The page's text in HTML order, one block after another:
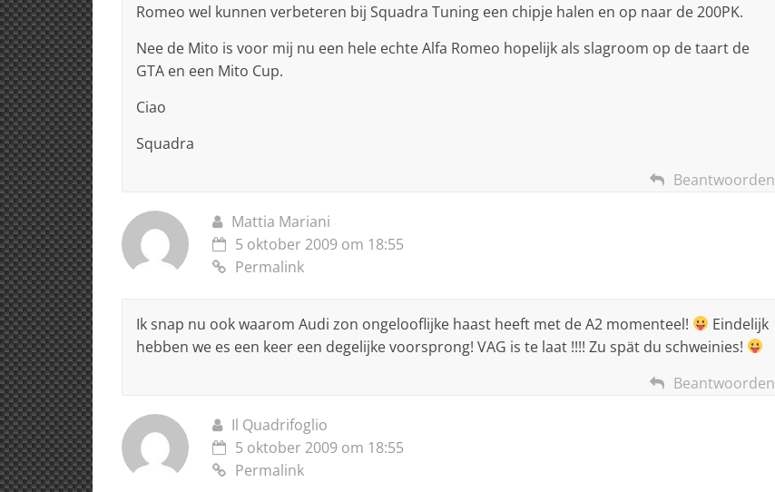
Romeo wel kunnen verbeteren bij Squadra Tuning een chipje halen en op naar de 200PK.
Nee de Mito is voor mij nu een hele echte Alfa Romeo hopelijk als slagroom op de taart de
GTA en een Mito Cup.
Ciao
Squadra
Beantwoorden
Mattia Mariani
5 oktober 2009 om 18:55
Permalink
Ik snap nu ook waarom Audi zon ongelooflijke haast heeft met de A2 momenteel!
Eindelijk
hebben we es een keer een degelijke voorsprong! VAG is te laat !!!! Zu spät du schweinies!
Beantwoorden
Il Quadrifoglio
5 oktober 2009 om 18:55
Permalink